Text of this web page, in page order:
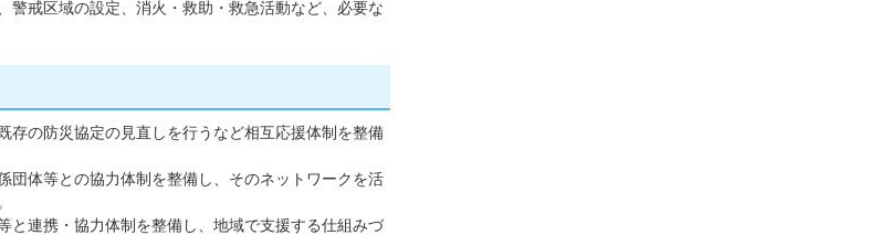
警戒区域の設定、消火・救助・救急活動など、必要な
存の防災協定の見直しを行うなど相互応援体制を整備
団体等との協力体制を整備し、そのネットワークを活
と連携・協力体制を整備し、地域で支援する仕組みづ